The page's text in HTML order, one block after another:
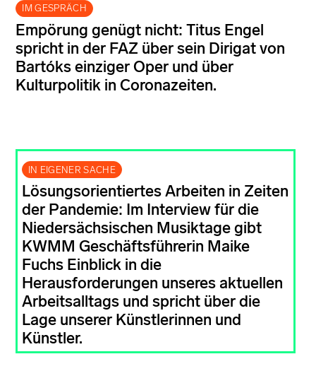
IM GESPRÄCH
Empörung genügt nicht: Titus Engel
spricht in der FAZ über sein Dirigat von
Bartóks einziger Oper und über
Kulturpolitik in Coronazeiten.
IN EIGENER SACHE
Lösungsorientiertes Arbeiten in Zeiten
der Pandemie: Im Interview für die
Niedersächsischen Musiktage gibt
KWMM Geschäftsführerin Maike
Fuchs Einblick in die
Herausforderungen unseres aktuellen
Arbeitsalltags und spricht über die
Lage unserer Künstlerinnen und
Künstler.